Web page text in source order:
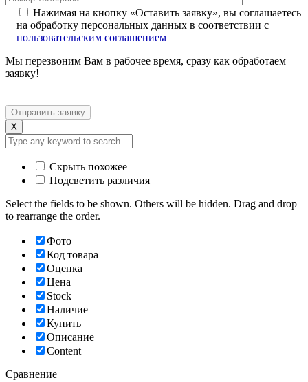
Нажимая на кнопку «Оставить заявку», вы соглашаетесь
на обработку персональных данных в соответствии с
пользовательским соглашением
Мы перезвоним Вам в рабочее время, сразу как обработаем
заявку!
X
Скрыть похожее
Подсветить различия
Select the fields to be shown. Others will be hidden. Drag and drop
to rearrange the order.
Фото
Код товара
Оценка
Цена
Stock
Наличие
Купить
Описание
Content
Сравнение